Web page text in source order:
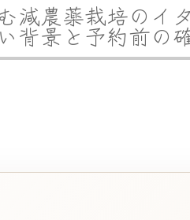
減農薬栽培のイ
背景と予約前の